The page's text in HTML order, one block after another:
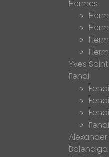
Hermes
Yves
Fendi
Balenciga